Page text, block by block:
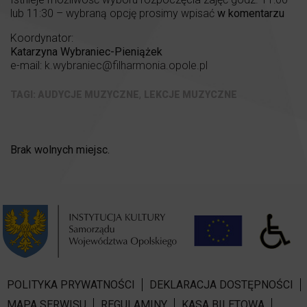
lub 11:30 – wybraną opcję prosimy wpisać w komentarzu
Koordynator:
Katarzyna Wybraniec-Pieniążek
e-mail: k.wybraniec@filharmonia.opole.pl
Brak wolnych miejsc.
POLITYKA PRYWATNOŚCI
DEKLARACJA DOSTĘPNOŚCI